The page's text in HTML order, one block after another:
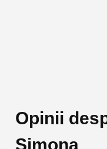
Opinii
Simona